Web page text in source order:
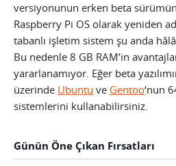
versiyonunun erken beta
Raspberry Pi OS olarak yeniden
tabanlı işletim sistem şu anda
Bu nedenle 8 GB RAM’in
yararlanamıyor. Eğer beta
üzerinde Ubuntu ve Gentoo‘nun
sistemlerini kullanabilirsiniz.
Günün Öne Çıkan Fırsatları